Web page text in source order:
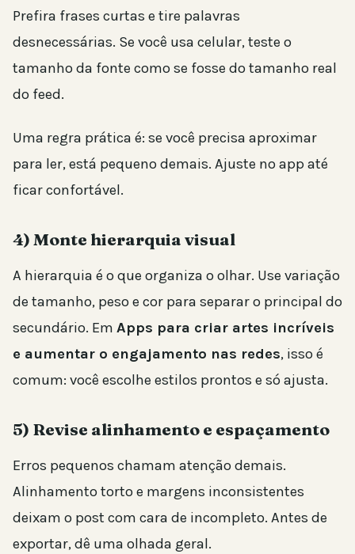
Prefira frases curtas e tire palavras
desnecessárias. Se você usa celular, teste o
tamanho da fonte como se fosse do tamanho real
do feed.
Uma regra prática é: se você precisa aproximar
para ler, está pequeno demais. Ajuste no app até
ficar confortável.
4) Monte hierarquia visual
A hierarquia é o que organiza o olhar. Use variação
de tamanho, peso e cor para separar o principal do
secundário. Em Apps para criar artes incríveis
e aumentar o engajamento nas redes, isso é
comum: você escolhe estilos prontos e só ajusta.
5) Revise alinhamento e espaçamento
Erros pequenos chamam atenção demais.
Alinhamento torto e margens inconsistentes
deixam o post com cara de incompleto. Antes de
exportar, dê uma olhada geral.